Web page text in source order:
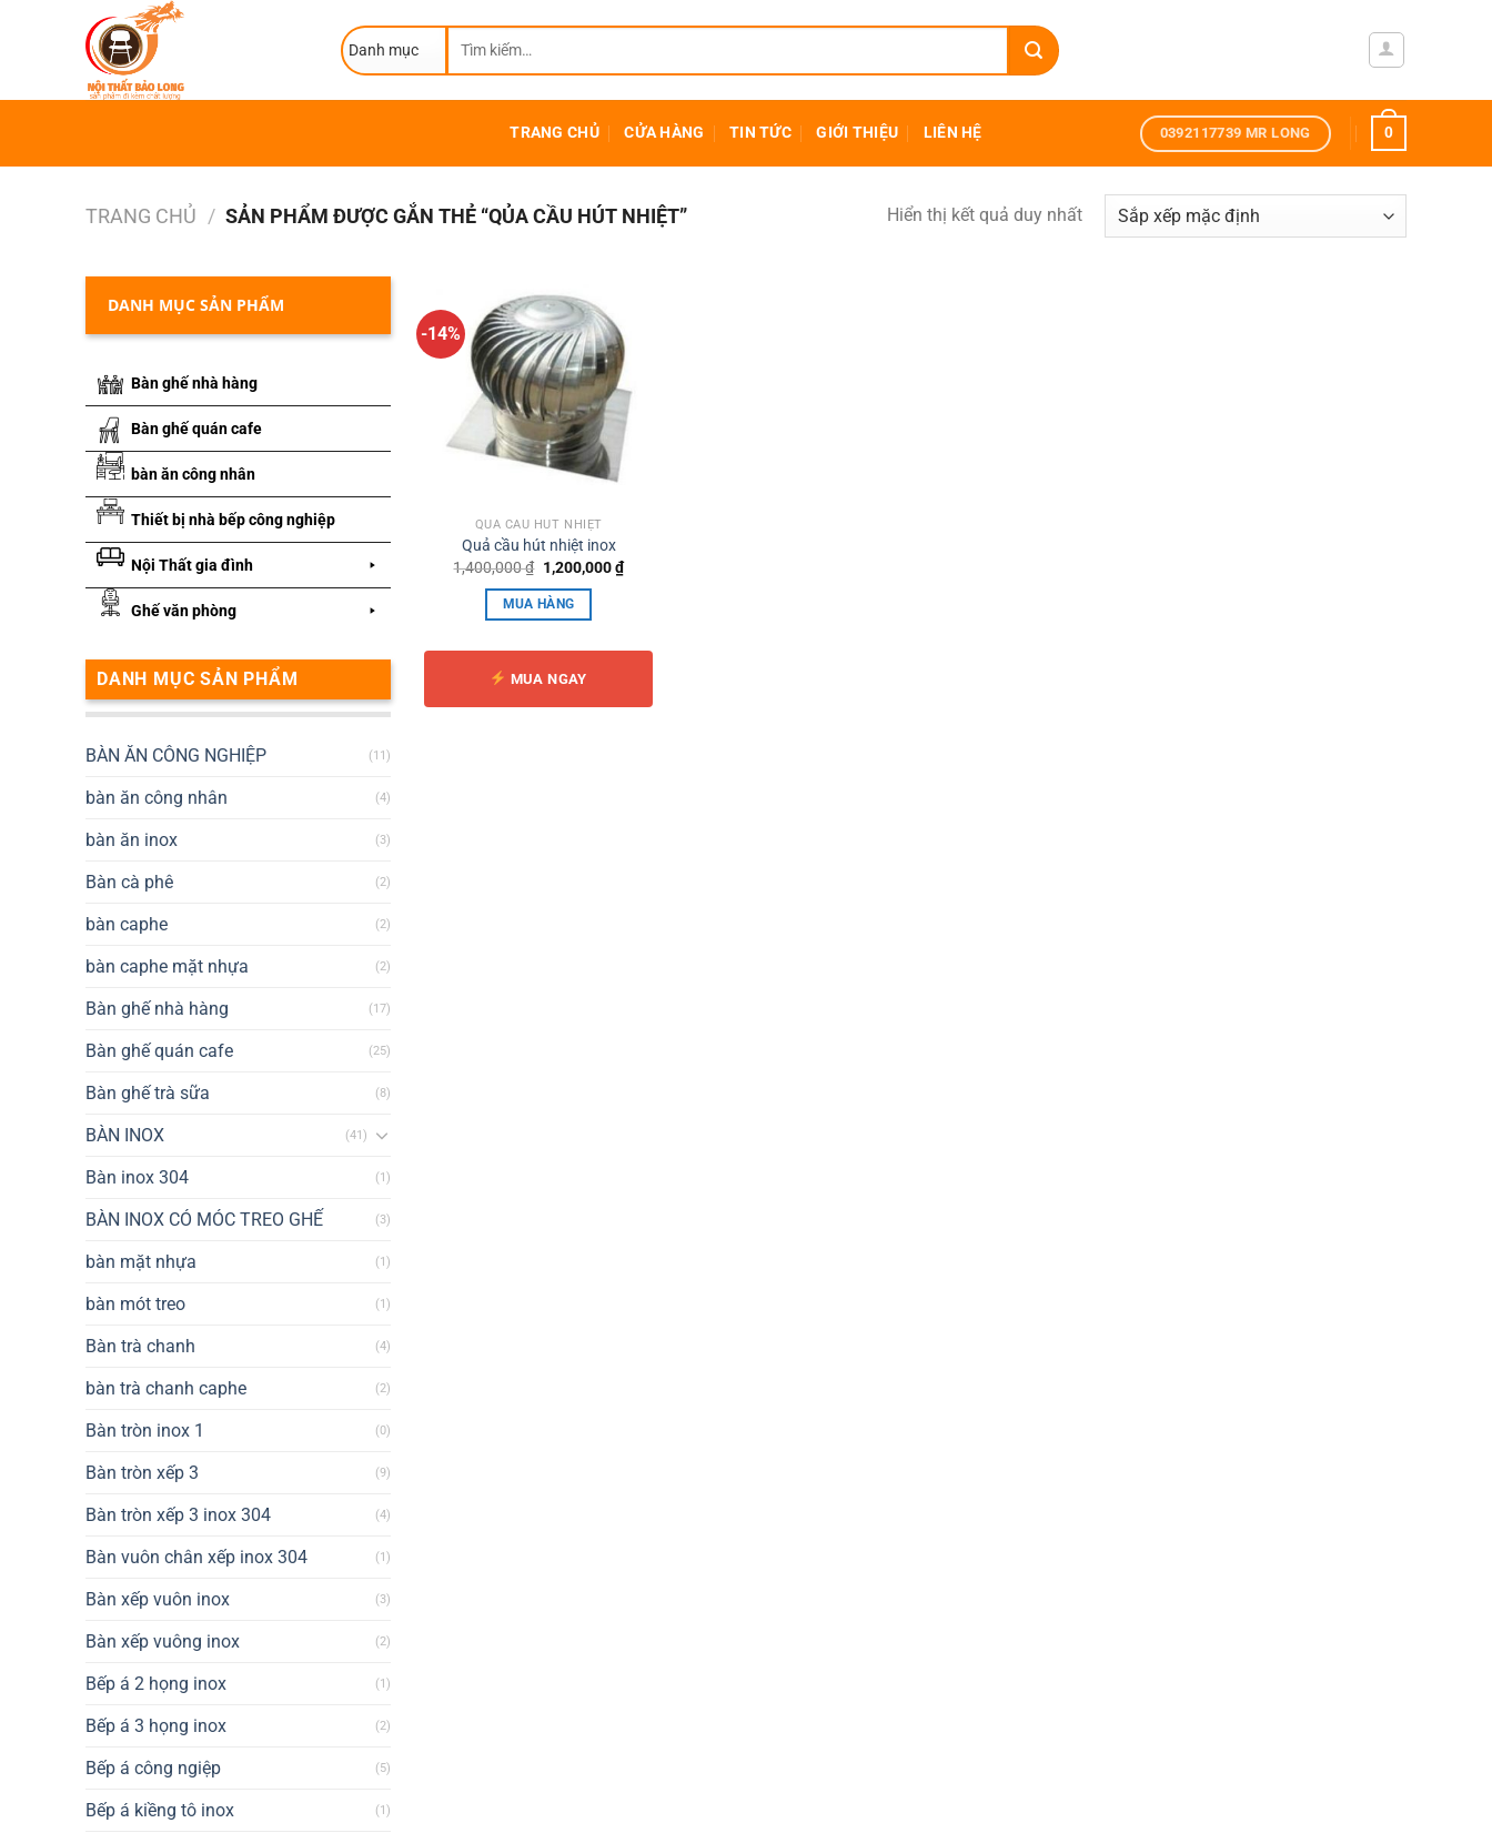
kiếm:
TRANG CHỦ CỬA HÀNG TIN TỨC GIỚI THIỆU LIÊN HỆ 0392117739 MR LONG 0
TRANG CHỦ / SẢN PHẨM ĐƯỢC GẮN THẺ “QỦA CẦU HÚT NHIỆT” Hiển thị kết quả duy nhất
DANH MỤC SẢN PHẨM
Bàn ghế nhà hàng
Bàn ghế quán cafe
bàn ăn công nhân
Thiết bị nhà bếp công nghiệp
Nội Thất gia đình
Ghế văn phòng
DANH MỤC SẢN PHẨM
BÀN ĂN CÔNG NGHIỆP (11)
bàn ăn công nhân (4)
bàn ăn inox (3)
Bàn cà phê (2)
bàn caphe (2)
bàn caphe mặt nhựa (2)
Bàn ghế nhà hàng (17)
Bàn ghế quán cafe (25)
Bàn ghế trà sữa (8)
BÀN INOX (41)
Bàn inox 304 (1)
BÀN INOX CÓ MÓC TREO GHẾ (3)
bàn mặt nhựa (1)
bàn mót treo (1)
Bàn trà chanh (4)
bàn trà chanh caphe (2)
Bàn tròn inox 1 (0)
Bàn tròn xếp 3 (9)
Bàn tròn xếp 3 inox 304 (4)
Bàn vuôn chân xếp inox 304 (1)
Bàn xếp vuôn inox (3)
Bàn xếp vuông inox (2)
Bếp á 2 họng inox (1)
Bếp á 3 họng inox (2)
Bếp á công ngiệp (5)
Bếp á kiềng tô inox (1)
-14%
QUẢ CẦU HÚT NHIỆT
Quả cầu hút nhiệt inox
1,400,000₫ Giá
là:
1,400,000 ₫.
1,200,000₫Giá
hiện
MUA HÀNG
MUA NGAY